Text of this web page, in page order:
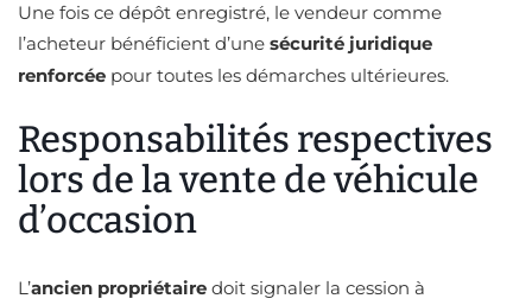
Une fois ce dépôt enregistré, le vendeur comme
l’acheteur bénéficient d’une sécurité juridique
renforcée pour toutes les démarches ultérieures.
Responsabilités respectives
lors de la vente de véhicule
d’occasion
L’ancien propriétaire doit signaler la cession à